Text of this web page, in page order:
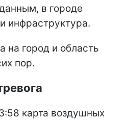
в городе
инфраструктура.
на город и область
пор.
карта воздушных